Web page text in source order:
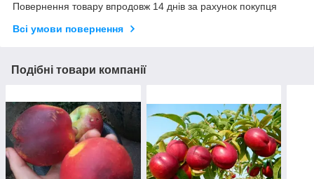
Повернення товару впродовж 14 днів за рахунок покупця
Всі умови повернення
Подібні товари компанії